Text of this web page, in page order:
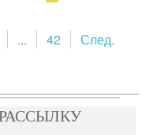
... 42 След.